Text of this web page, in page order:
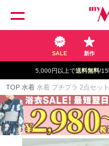
SALE 新作
5,000円以上で送料無料/15
TOP 水着 水着 プチプラ 2点セッ